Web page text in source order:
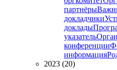
партнёры
докладчики
доклады
указатель
конференции
информация
2023 (20)